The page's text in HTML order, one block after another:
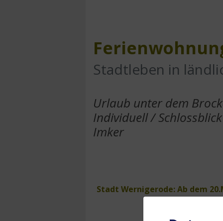
Stadtleben in
Urlaub unter dem
Individuell /
Imker
Stadt Wernigerode: Ab dem